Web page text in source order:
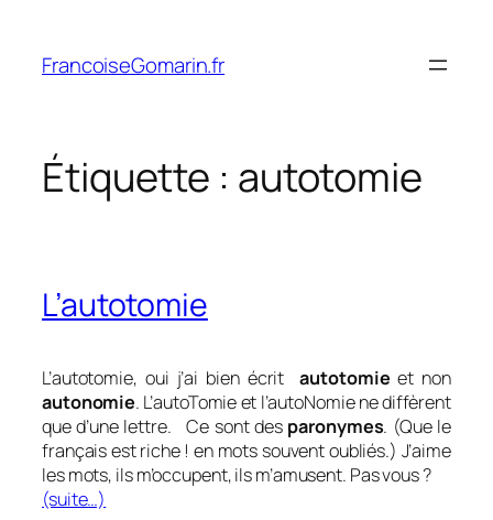
contenu
FrancoiseGomarin.fr
Étiquette : autotomie
L’autotomie
L’autotomie, oui j’ai bien écritautotomie et non
autonomie. L’autoTomie et l’autoNomie ne diffèrent
que d’une lettre. Ce sont des paronymes. (Que le
français est riche ! en mots souvent oubliés.) J’aime
les mots, ils m’occupent, ils m’amusent. Pas vous ?
(suite…)